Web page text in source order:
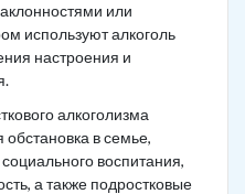
или
используют алкоголь
настроения и
алкоголизма
обстановка в семье,
воспитания,
а также подростковые